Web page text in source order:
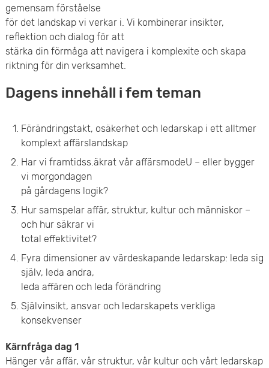
gemensam förståelse
för det landskap vi verkar i. Vi kombinerar insikter,
reflektion och dialog för att
stärka din förmåga att navigera i komplexite och skapa
riktning för din verksamhet.
Dagens innehåll i fem teman
Förändringstakt, osäkerhet och ledarskap i ett alltmer
komplext affärslandskap
Har vi framtidss.äkrat vår affärsmodeU – eller bygger
vi morgondagen
på gårdagens logik?
Hur samspelar affär, struktur, kultur och människor –
och hur säkrar vi
total effektivitet?
Fyra dimensioner av värdeskapande ledarskap: leda sig
själv, leda andra,
leda affären och leda förändring
Självinsikt, ansvar och ledarskapets verkliga
konsekvenser
Kärnfråga dag 1
Hänger vår affär, vår struktur, vår kultur och vårt ledarskap